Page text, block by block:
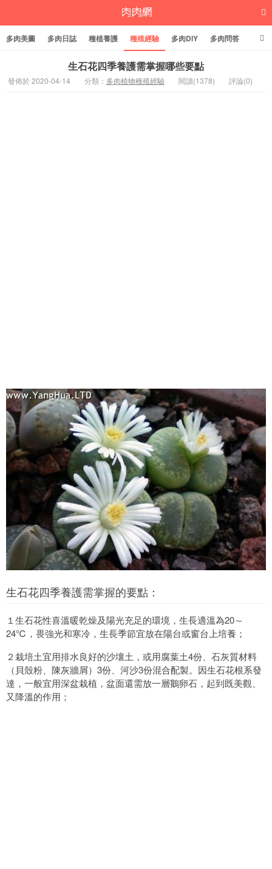
多肉美圖 多肉日誌 種植養護 種殖經驗 多肉DIY 多肉問答
多肉標籤生石花四季養護需掌握哪些要點
發佈於 2020-04-14 分類： 多肉植物種殖經驗 閱讀(1378) 評論(0)
生石花四季養護需掌握的要點：
１生石花性喜溫暖乾燥及陽光充足的環境，生長適溫為20～
24℃，畏強光和寒冷，生長季節宜放在陽台或窗台上培養；
２栽培土宜用排水良好的沙壤土，或用腐葉土4份、石灰質材料
（貝殼粉、陳灰牆屑）3份、河沙3份混合配製。因生石花根系發
達，一般宜用深盆栽植，盆面還需放一層鵝卵石，起到既美觀、
又降溫的作用；